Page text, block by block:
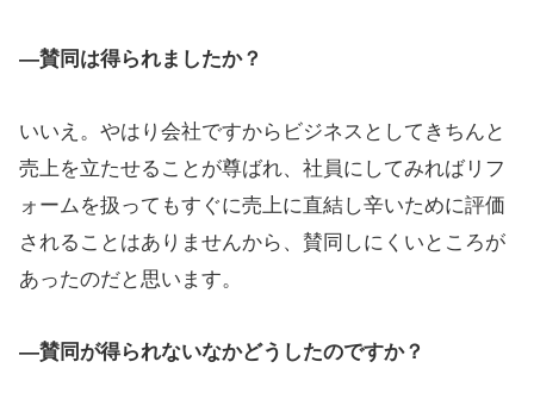
―賛同は得られましたか？
いいえ。やはり会社ですからビジネスとしてきちんと
売上を立たせることが尊ばれ、社員にしてみればリフ
ォームを扱ってもすぐに売上に直結し辛いために評価
されることはありませんから、賛同しにくいところが
あったのだと思います。
―賛同が得られないなかどうしたのですか？